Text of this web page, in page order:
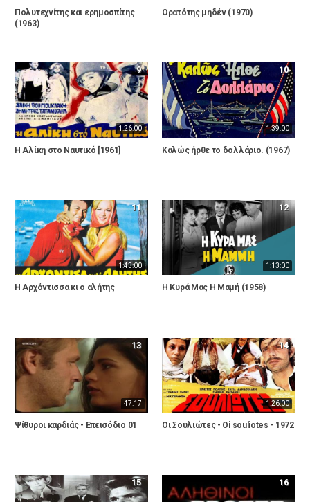
Πολυτεχνίτης και ερημοσπίτης
(1963)
Ορατότης μηδέν (1970)
1:26:00
9
Η Αλίκη στο Ναυτικό [1961]
1:39:00
10
Καλώς ήρθε το δολλάριο. (1967)
1:43:00
11
Η Αρχόντισσα κι ο αλήτης
1:13:00
12
Η Κυρά Μας Η Μαμή (1958)
47:17
13
Ψίθυροι καρδιάς - Επεισόδιο 01
1:26:00
14
Οι Σουλιώτες - Oi souliotes - 1972
15 16